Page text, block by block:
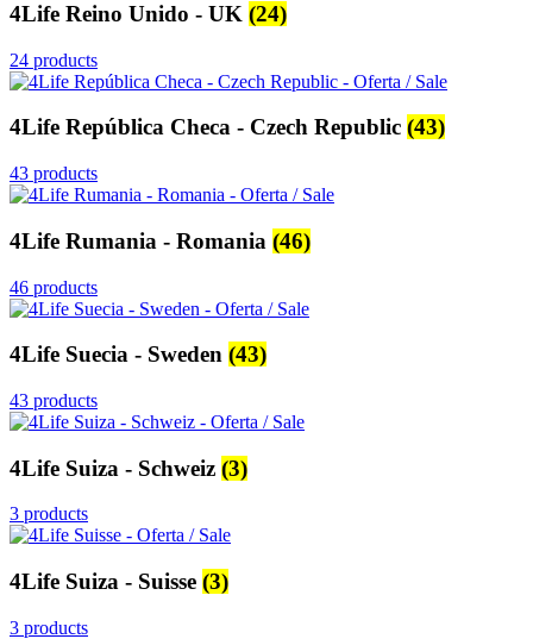
4Life Reino Unido - UK (24)
24 products
4Life República Checa - Czech Republic (43)
43 products
4Life Rumania - Romania (46)
46 products
4Life Suecia - Sweden (43)
43 products
4Life Suiza - Schweiz (3)
3 products
4Life Suiza - Suisse (3)
3 products